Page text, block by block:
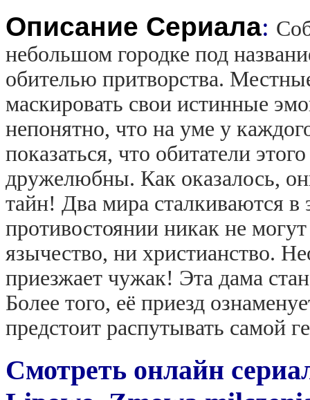
Описание Сериала:
небольшом городке под
обителью притворства.
маскировать свои истинные
непонятно, что на уме у
показаться, что обитатели
дружелюбны. Как оказалось,
тайн! Два мира сталкиваются в
противостоянии никак не
язычество, ни христианство.
приезжает чужак! Эта дама
Более того, её приезд
предстоит распутывать самой
Смотреть онлайн